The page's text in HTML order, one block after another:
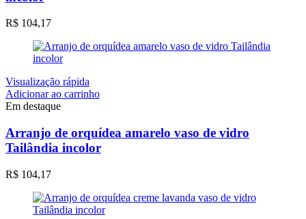
R$ 104,17
Visualização rápida
Adicionar ao carrinho
Em destaque
Arranjo de orquídea amarelo vaso de vidro
Tailândia incolor
R$ 104,17